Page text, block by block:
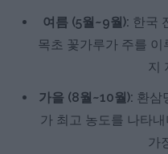
여름 (5월~9월): 한국
목초 꽃가루가 주를
지
가을 (8월~10월): 환삼
가 최고 농도를 나타
가